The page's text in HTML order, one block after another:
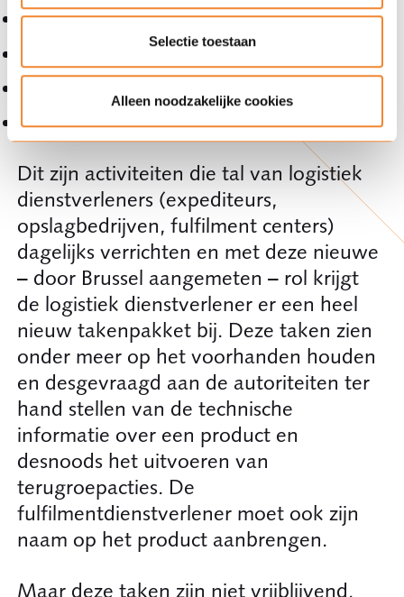
Selectie toestaan
Alleen noodzakelijke cookies
Opslag;
Verzending.
Dit zijn activiteiten die tal van logistiek
dienstverleners (expediteurs,
opslagbedrijven, fulfilment centers)
dagelijks verrichten en met deze nieuwe
– door Brussel aangemeten – rol krijgt
de logistiek dienstverlener er een heel
nieuw takenpakket bij. Deze taken zien
onder meer op het voorhanden houden
en desgevraagd aan de autoriteiten ter
hand stellen van de technische
informatie over een product en
desnoods het uitvoeren van
terugroepacties. De
fulfilmentdienstverlener moet ook zijn
naam op het product aanbrengen.
Maar deze taken zijn niet vrijblijvend.